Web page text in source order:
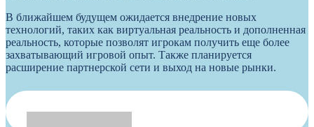
В ближайшем будущем ожидается внедрение новых
технологий, таких как виртуальная реальность и дополненная
реальность, которые позволят игрокам получить еще более
захватывающий игровой опыт. Также планируется
расширение партнерской сети и выход на новые рынки.